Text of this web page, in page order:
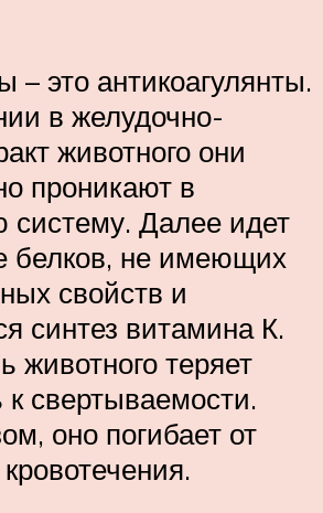
– это антикоагулянты.
в желудочно-
животного они
проникают в
систему. Далее идет
белков, не имеющих
свойств и
синтез витамина К.
животного теряет
к свертываемости.
оно погибает от